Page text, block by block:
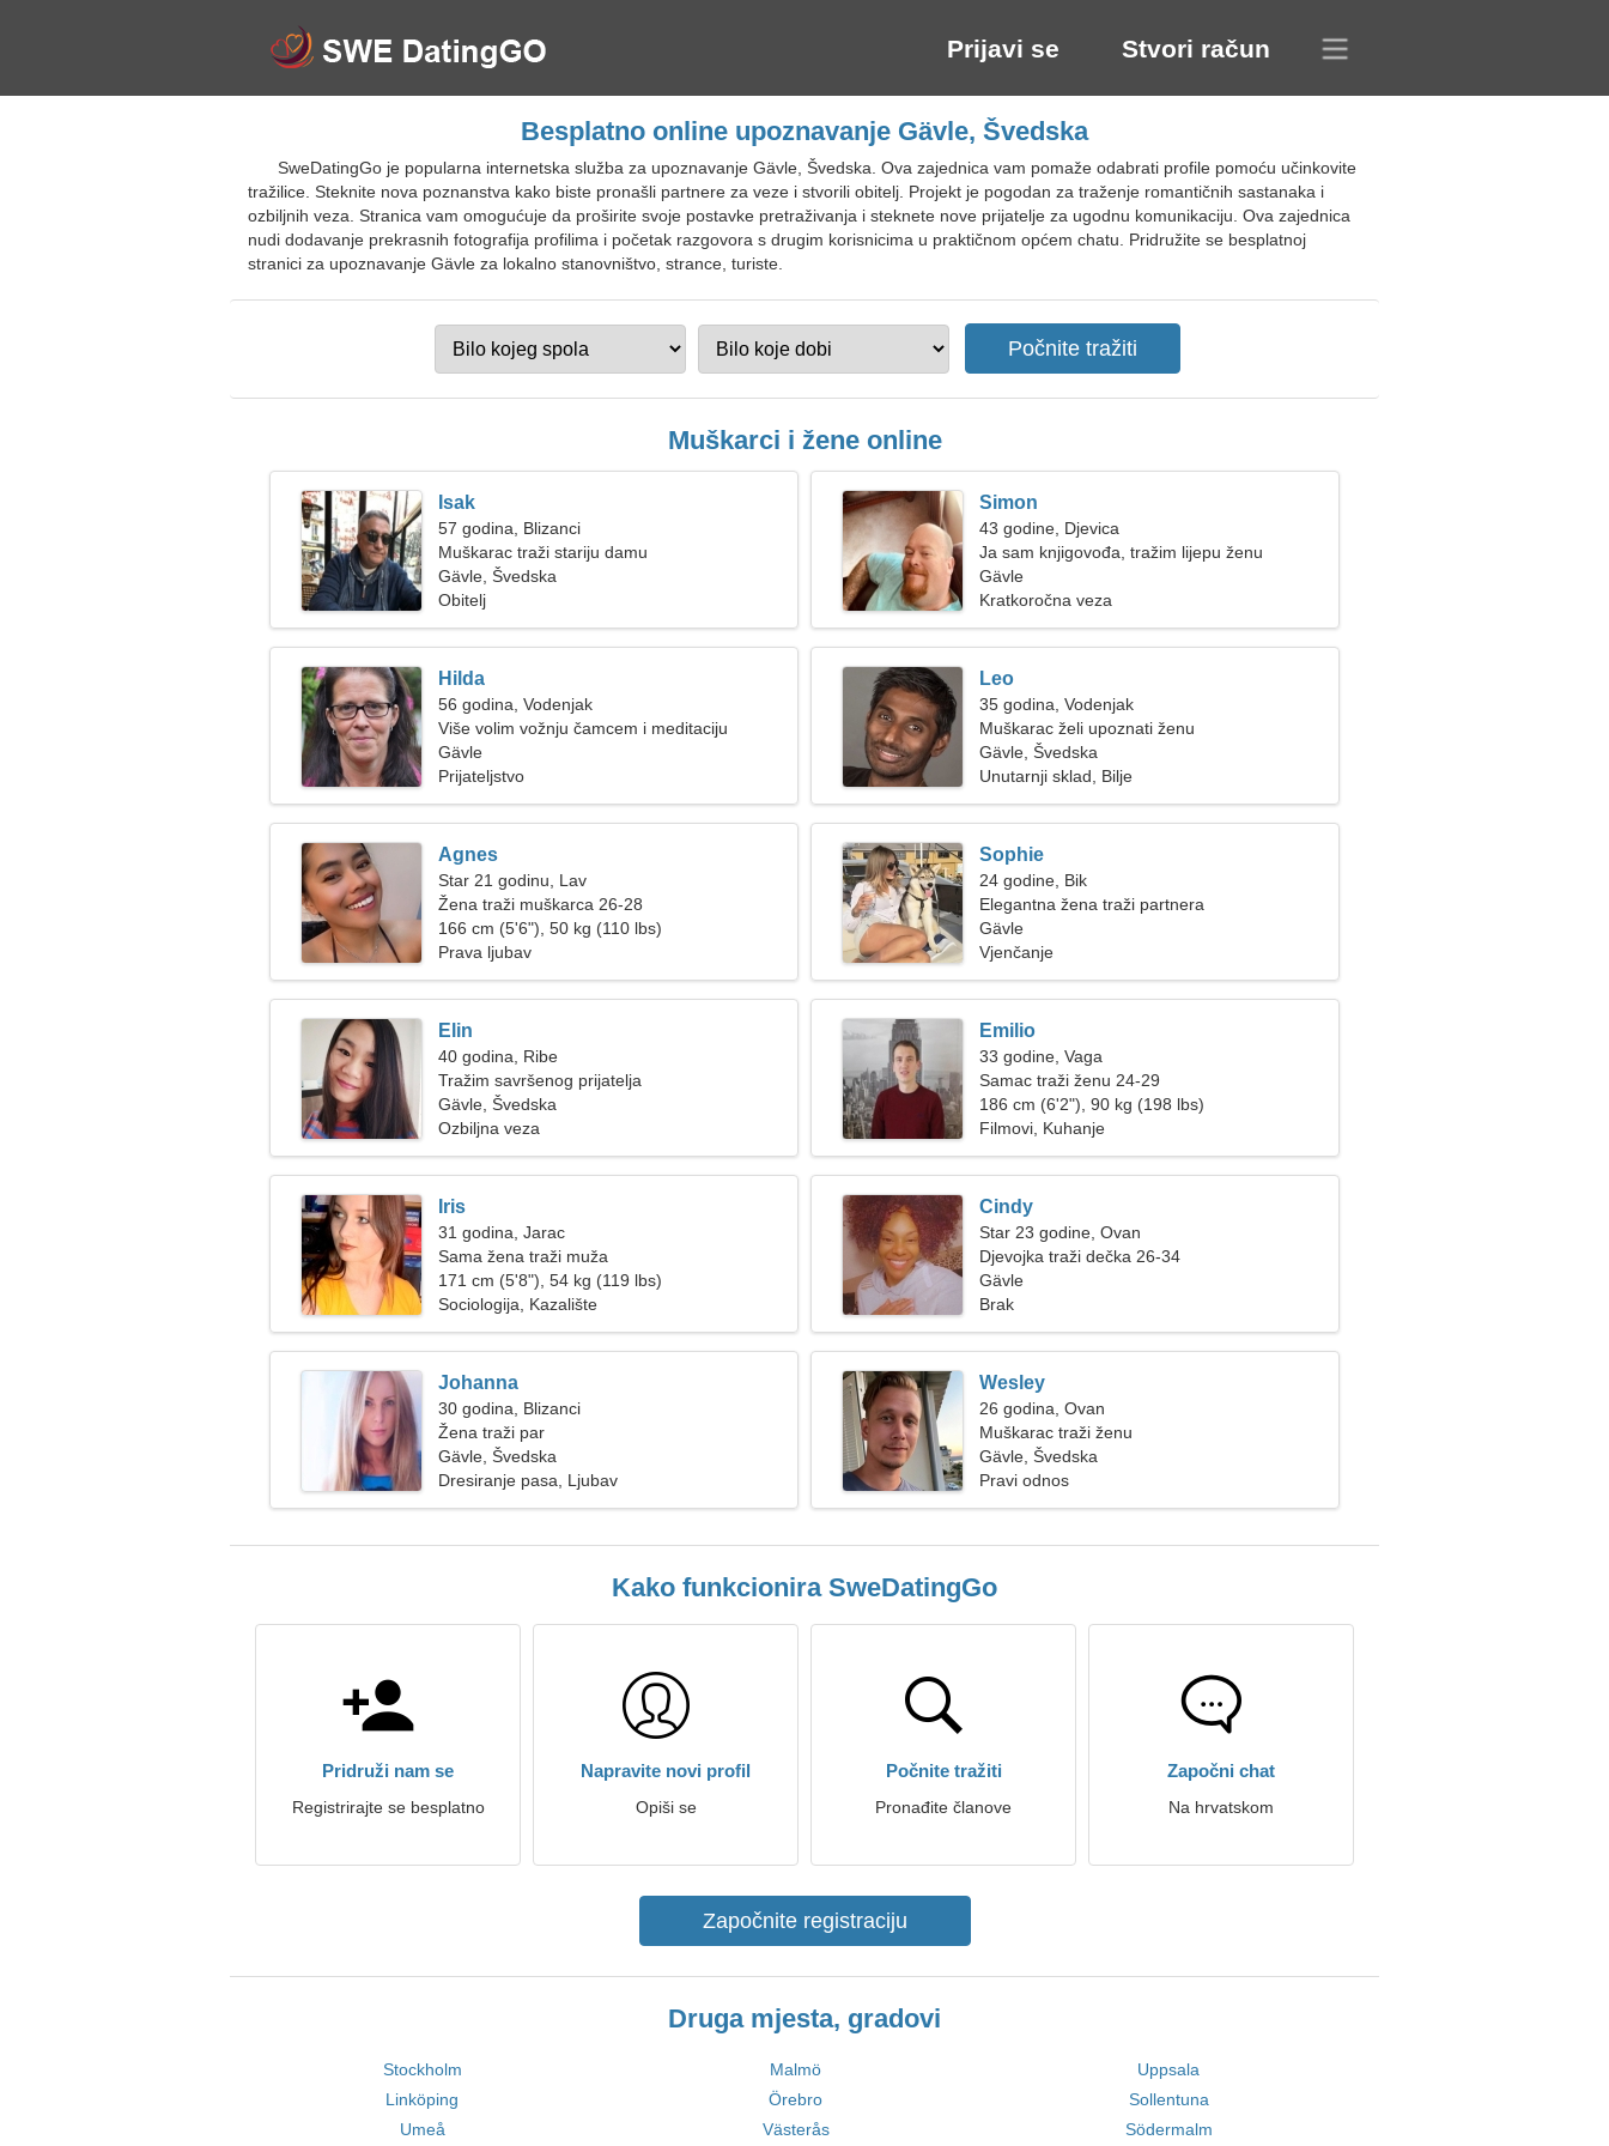
Prijavi se Stvori račun
Besplatno online upoznavanje Gävle, Švedska
SweDatingGo je popularna internetska služba za upoznavanje Gävle, Švedska. Ova zajednica vam pomaže odabrati profile pomoću učinkovite
tražilice. Steknite nova poznanstva kako biste pronašli partnere za veze i stvorili obitelj. Projekt je pogodan za traženje romantičnih sastanaka i
ozbiljnih veza. Stranica vam omogućuje da proširite svoje postavke pretraživanja i steknete nove prijatelje za ugodnu komunikaciju. Ova zajednica
nudi dodavanje prekrasnih fotografija profilima i početak razgovora s drugim korisnicima u praktičnom općem chatu. Pridružite se besplatnoj
stranici za upoznavanje Gävle za lokalno stanovništvo, strance, turiste.
Muškarci i žene online
Isak
57 godina, Blizanci
Muškarac traži stariju damu
Gävle, Švedska
Obitelj
Simon
43 godine, Djevica
Ja sam knjigovođa, tražim lijepu ženu
Gävle
Kratkoročna veza
Hilda
56 godina, Vodenjak
Više volim vožnju čamcem i meditaciju
Gävle
Prijateljstvo
Leo
35 godina, Vodenjak
Muškarac želi upoznati ženu
Gävle, Švedska
Unutarnji sklad, Bilje
Agnes
Star 21 godinu, Lav
Žena traži muškarca 26-28
166 cm (5'6"), 50 kg (110 lbs)
Prava ljubav
Sophie
24 godine, Bik
Elegantna žena traži partnera
Gävle
Vjenčanje
Elin
40 godina, Ribe
Tražim savršenog prijatelja
Gävle, Švedska
Ozbiljna veza
Emilio
33 godine, Vaga
Samac traži ženu 24-29
186 cm (6'2"), 90 kg (198 lbs)
Filmovi, Kuhanje
Iris
31 godina, Jarac
Sama žena traži muža
171 cm (5'8"), 54 kg (119 lbs)
Sociologija, Kazalište
Cindy
Star 23 godine, Ovan
Djevojka traži dečka 26-34
Gävle
Brak
Johanna
30 godina, Blizanci
Žena traži par
Gävle, Švedska
Dresiranje pasa, Ljubav
Wesley
26 godina, Ovan
Muškarac traži ženu
Gävle, Švedska
Pravi odnos
Kako funkcionira SweDatingGo
Pridruži nam se
Registrirajte se besplatno
Napravite novi profil
Opiši se
Počnite tražiti
Pronađite članove
Započni chat
Na hrvatskom
Započnite registraciju
Druga mjesta, gradovi
Stockholm Malmö
Uppsala
Linköping
Örebro
Sollentuna
Umeå
Västerås Södermalm